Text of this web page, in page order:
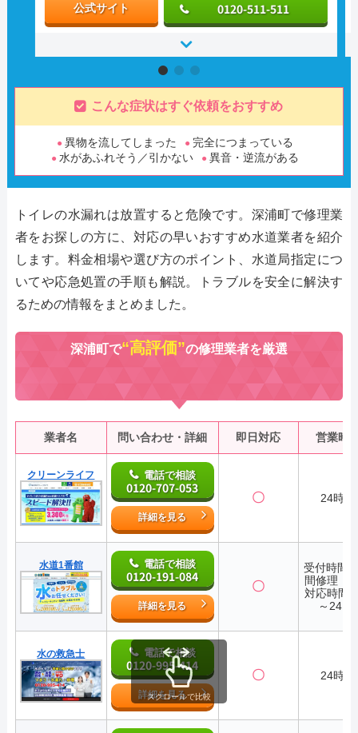
公式サイト 0120-511-511
こんな症状はすぐ依頼をおすすめ
異物を流してしまった
完全につまっている
水があふれそう／引かない
異音・逆流がある
トイレの水漏れは放置すると危険です。深浦町で修理業
者をお探しの方に、対応の早いおすすめ水道業者を紹介
します。料金相場や選び方のポイント、水道局指定につ
いてや応急処置の手順も解説。トラブルを安全に解決す
るための情報をまとめました。
深浦町で“高評価”の修理業者を厳選
業者名 問い合わせ・詳細 即日対応 営業時
クリーンライフ 電話で相談
0120-707-053
詳細を見る
〇 24時間
水道1番館 電話で相談
0120-191-084
詳細を見る
〇
受付時間
間修理・
対応時間
～24:00
水の救急士 電話で相談
0120-995-414
詳細を見る
〇 24時間
スクロールで比較